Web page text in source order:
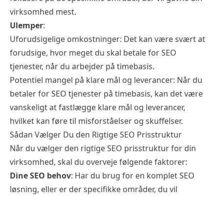
virksomhed mest.
Ulemper:
Uforudsigelige omkostninger: Det kan være svært at
forudsige, hvor meget du skal betale for SEO
tjenester, når du arbejder på timebasis.
Potentiel mangel på klare mål og leverancer: Når du
betaler for SEO tjenester på timebasis, kan det være
vanskeligt at fastlægge klare mål og leverancer,
hvilket kan føre til misforståelser og skuffelser.
Sådan Vælger Du den Rigtige SEO Prisstruktur
Når du vælger den rigtige SEO prisstruktur for din
virksomhed, skal du overveje følgende faktorer:
Dine SEO behov: Har du brug for en kompletSEO
løsning, eller er der specifikke områder, du vil